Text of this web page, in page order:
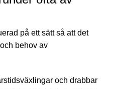
på ett sätt så att det
behov av
och drabbar